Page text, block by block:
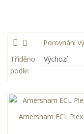
Porovnání
Tříděno
podle:
Amersham ECL